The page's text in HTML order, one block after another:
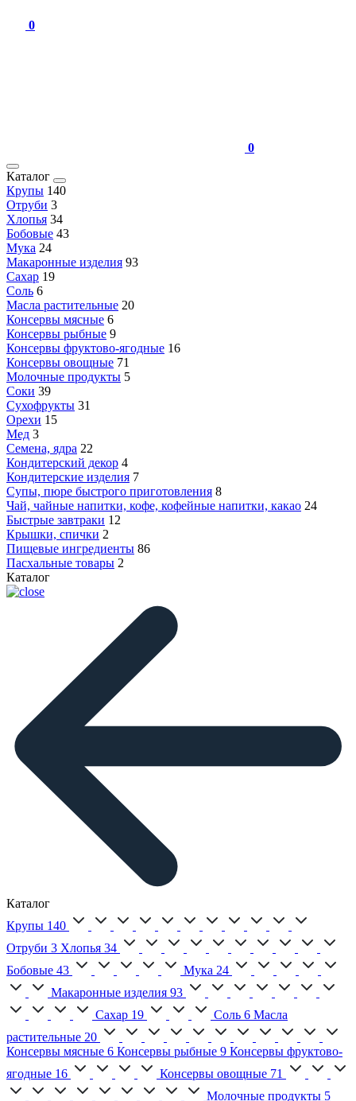
0
0
Каталог
Крупы 140
Отруби 3
Хлопья 34
Бобовые 43
Мука 24
Макаронные изделия 93
Сахар 19
Соль 6
Масла растительные 20
Консервы мясные 6
Консервы рыбные 9
Консервы фруктово-ягодные 16
Консервы овощные 71
Молочные продукты 5
Соки 39
Сухофрукты 31
Орехи 15
Мед 3
Семена, ядра 22
Кондитерский декор 4
Кондитерские изделия 7
Супы, пюре быстрого приготовления 8
Чай, чайные напитки, кофе, кофейные напитки, какао 24
Быстрые завтраки 12
Крышки, спички 2
Пищевые ингредиенты 86
Пасхальные товары 2
Каталог
Каталог
Крупы 140
Отруби 3 Хлопья 34
Бобовые 43 Мука 24
Макаронные изделия 93
Сахар 19 Соль 6 Масла
растительные 20
Консервы мясные 6 Консервы рыбные 9 Консервы фруктово-
ягодные 16 Консервы овощные 71
Молочные продукты 5